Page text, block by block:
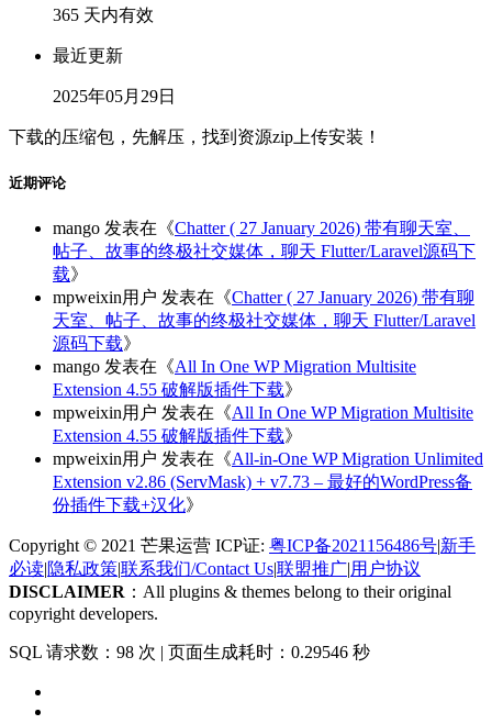
365 天内有效
最近更新
2025年05月29日
下载的压缩包，先解压，找到资源zip上传安装！
近期评论
mango 发表在《Chatter ( 27 January 2026) 带有聊天室、
帖子、故事的终极社交媒体，聊天 Flutter/Laravel源码下
载》
mpweixin用户 发表在《Chatter ( 27 January 2026) 带有聊
天室、帖子、故事的终极社交媒体，聊天 Flutter/Laravel
源码下载》
mango 发表在《All In One WP Migration Multisite
Extension 4.55 破解版插件下载》
mpweixin用户 发表在《All In One WP Migration Multisite
Extension 4.55 破解版插件下载》
mpweixin用户 发表在《All-in-One WP Migration Unlimited
Extension v2.86 (ServMask) + v7.73 – 最好的WordPress备
份插件下载+汉化》
Copyright © 2021 芒果运营 ICP证: 粤ICP备2021156486号|新手
必读|隐私政策|联系我们/Contact Us|联盟推广|用户协议
DISCLAIMER ：All plugins & themes belong to their original
copyright developers.
SQL 请求数：98 次 | 页面生成耗时：0.29546 秒